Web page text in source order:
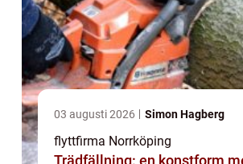
03 augusti 2026 Simon Hagberg
flyttfirma Norrköping
Trädfällning: en konstform